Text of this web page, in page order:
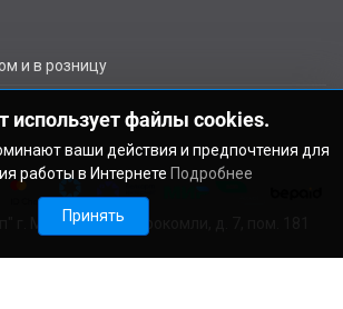
и в розницу
г. Минск, ул. В. Сырокомли, д. 7, пом. 181
использует файлы cookies.
ваши действия и предпочтения для
работы в Интернете Подробнее
Принять